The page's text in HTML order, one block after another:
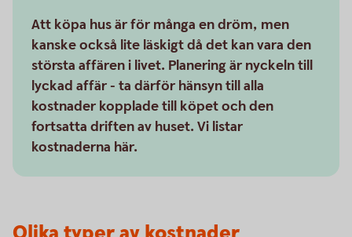
Att köpa hus är för många en dröm, men
kanske också lite läskigt då det kan vara den
största affären i livet. Planering är nyckeln till
lyckad affär - ta därför hänsyn till alla
kostnader kopplade till köpet och den
fortsatta driften av huset. Vi listar
kostnaderna här.